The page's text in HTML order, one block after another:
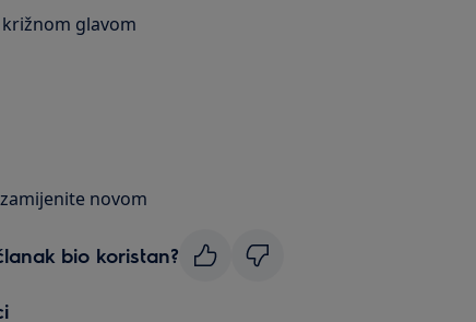
križnom glavom
novom
bio koristan?